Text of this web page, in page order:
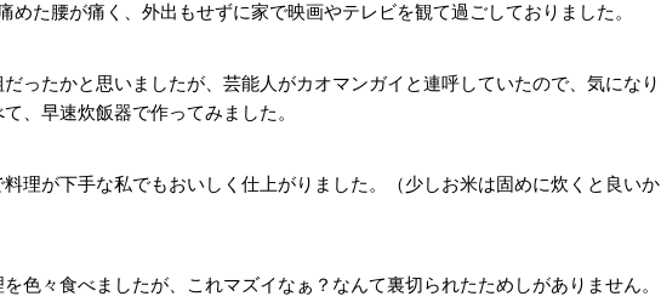
めた腰が痛く、外出もせずに家で映画やテレビを観て過ごしておりました。
ったかと思いましたが、芸能人がカオマンガイと連呼していたので、気になり
、早速炊飯器で作ってみました。
理が下手な私でもおいしく仕上がりました。（少しお米は固めに炊くと良いか
色々食べましたが、これマズイなぁ？なんて裏切られたためしがありません。